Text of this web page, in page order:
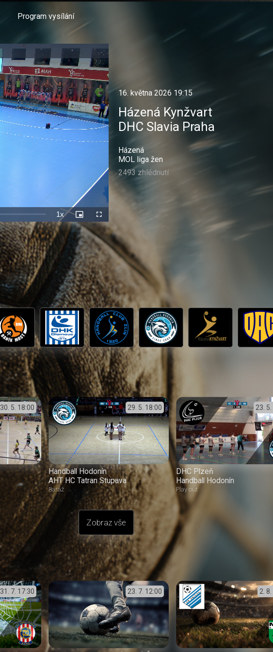
Program vysílání
1xRychlost
přehrávání
Picture-
in-
Picture
Celá
obrazovka
16. května 2026 19:15
Házená Kynžvart
DHC Slavia Praha
Házená
MOL liga žen
2493 zhlédnutí
30. 5. 18:00 29. 5. 18:00
Handball Hodonín
AHT HC Tatran Stupava
Baráž
23. 5.
DHC Plzeň
Handball Hodonín
Play out
Zobraz vše
31. 7. 17:30 23. 7. 12:00 2. 8.